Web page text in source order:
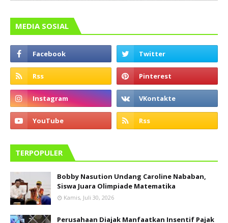
MEDIA SOSIAL
TERPOPULER
Bobby Nasution Undang Caroline Nababan,
Siswa Juara Olimpiade Matematika
Kamis, Juli 30, 2026
Perusahaan Diajak Manfaatkan Insentif Pajak